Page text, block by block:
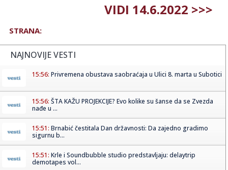
VIDI 14.6.2022 >>>
STRANA:
NAJNOVIJE VESTI
15:56: Privremena obustava saobraćaja u Ulici 8. marta u Subotici
15:56: ŠTA KAŽU PROJEKCIJE? Evo kolike su šanse da se Zvezda
nađe u ...
15:51: Brnabić čestitala Dan državnosti: Da zajedno gradimo
sigurnu b...
15:51: Krle i Soundbubble studio predstavljaju: delaytrip
demotapes vol...